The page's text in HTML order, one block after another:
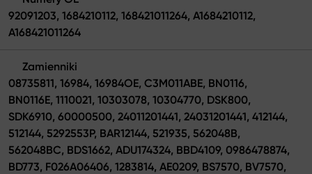
92091203, 1684210112, 168421011264, A1684210112,
A168421011264
Zamienniki
08735811, 16984, 16984OE, C3M011ABE, BN0116,
BN0116E, 1110021, 10303078, 10304770, DSK800,
SDK6910, 60000500, 24011201441, 24031201441, 412144,
512144, 5292553P, BAR12144, 521935, 562048B,
562048BC, BDS1662, ADU174324, BBD4109, 0986478874,
BD773, F026A06406, 1283814, AE0209, BS7570, BV7570,